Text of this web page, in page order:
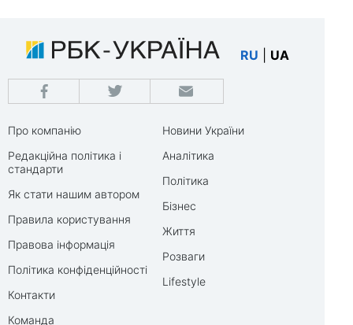
RU UA
Про компанію
Редакційна політика і
стандарти
Як стати нашим автором
Правила користування
Правова інформація
Політика конфіденційності
Контакти
Команда
Новини України
Аналітика
Політика
Бізнес
Життя
Розваги
Lifestyle